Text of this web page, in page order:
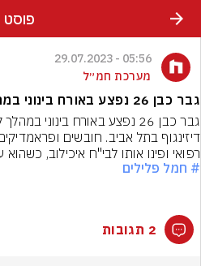
פוסט
05:56 - 29.07.2023
מערכת חמ״ל
גבר כבן 26 נפצע באורח בינוני במהלך קטטה בתל אביב
רפואי ופינו אותו לבי"ח איכילוב,
# חמל פלילים
2 תגובות